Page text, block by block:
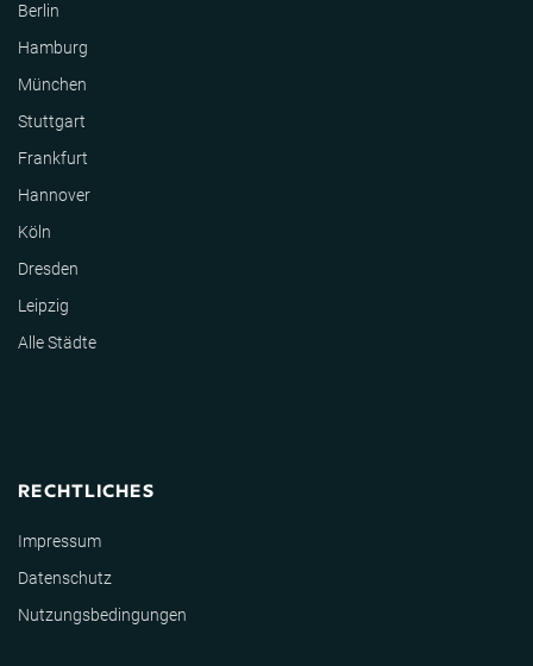
Berlin
Hamburg
München
Stuttgart
Frankfurt
Hannover
Köln
Dresden
Leipzig
Alle Städte
RECHTLICHES
Impressum
Datenschutz
Nutzungsbedingungen